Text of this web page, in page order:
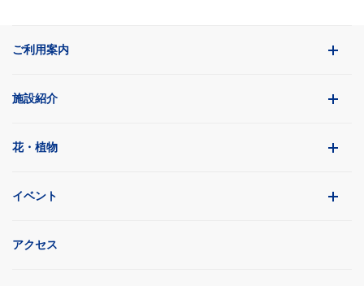
ご利用案内
施設紹介
花・植物
イベント
アクセス